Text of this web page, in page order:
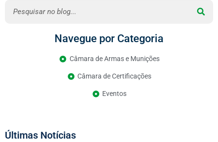
Navegue por Categoria
Câmara de Armas e Munições
Câmara de Certificações
Eventos
Últimas Notícias